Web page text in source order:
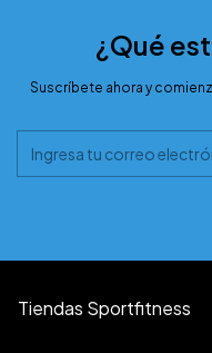
¿Qué
Suscríbete ahora y
Tiendas Sportfitness